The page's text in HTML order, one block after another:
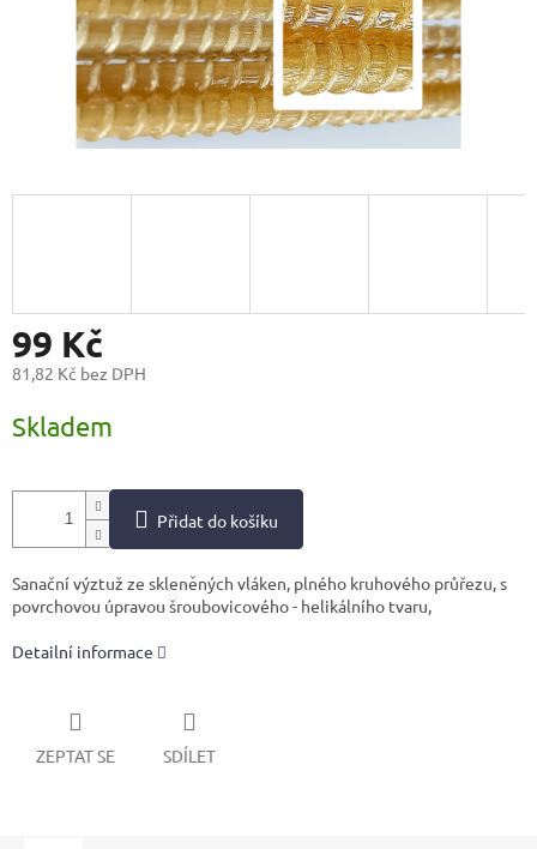
99 Kč
81,82 Kč bez DPH
cena:
Skladem
Přidat do košíku
Sanační výztuž ze skleněných vláken, plného kruhového průřezu, s
povrchovou úpravou šroubovicového - helikálního tvaru,
Detailní informace
ZEPTAT SE SDÍLET